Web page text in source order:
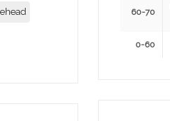
60-70
0-60